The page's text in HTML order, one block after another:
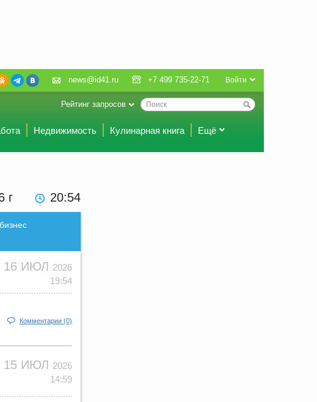
Войти
news@id41.ru +7 499 735-22-71
Рейтинг запросов
Недвижимость Кулинарная книга Ещё
г 20 54
16 ИЮЛ 2026
19:54
Комментарии (0)
15 ИЮЛ 2026
14:59